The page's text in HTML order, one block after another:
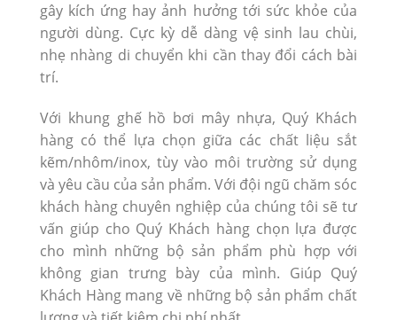
gây kích ứng hay ảnh hưởng tới sức khỏe của
người dùng. Cực kỳ dễ dàng vệ sinh lau chùi,
nhẹ nhàng di chuyển khi cần thay đổi cách bài
trí.
Với khung ghế hồ bơi mây nhựa, Quý Khách
hàng có thể lựa chọn giữa các chất liệu sắt
kẽm/nhôm/inox, tùy vào môi trường sử dụng
và yêu cầu của sản phẩm. Với đội ngũ chăm sóc
khách hàng chuyên nghiệp của chúng tôi sẽ tư
vấn giúp cho Quý Khách hàng chọn lựa được
cho mình những bộ sản phẩm phù hợp với
không gian trưng bày của mình. Giúp Quý
Khách Hàng mang về những bộ sản phẩm chất